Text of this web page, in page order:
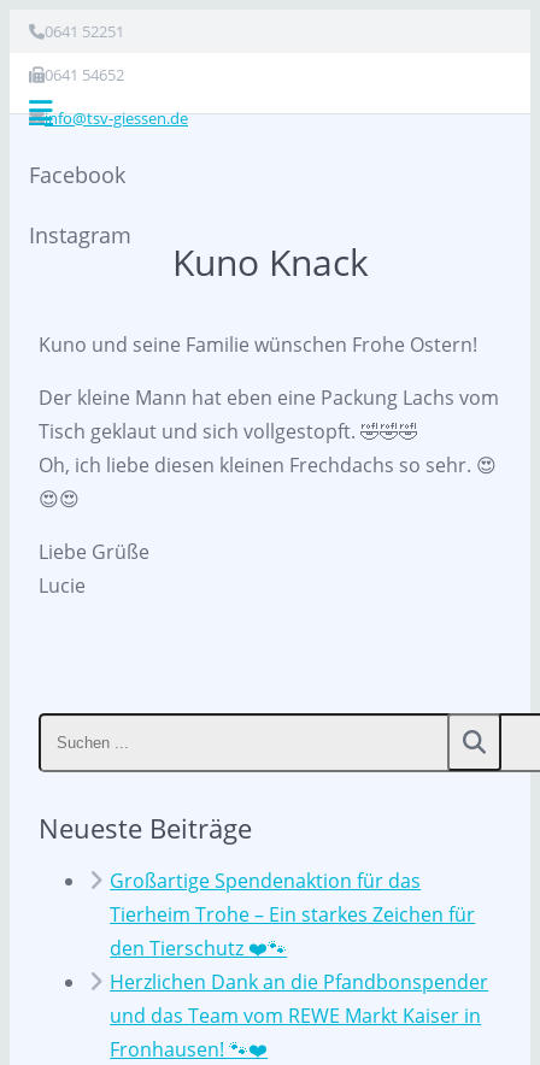
0641 52251
0641 54652
info@tsv-giessen.de
Facebook
Instagram
Kuno Knack
Kuno und seine Familie wünschen Frohe Ostern!
Der kleine Mann hat eben eine Packung Lachs vom
Tisch geklaut und sich vollgestopft. 🤣🤣🤣
Oh, ich liebe diesen kleinen Frechdachs so sehr. 😍
😍😍
Liebe Grüße
Lucie
Neueste Beiträge
Großartige Spendenaktion für das
Tierheim Trohe – Ein starkes Zeichen für
den Tierschutz ❤️🐾
Herzlichen Dank an die Pfandbonspender
und das Team vom REWE Markt Kaiser in
Fronhausen! 🐾❤️